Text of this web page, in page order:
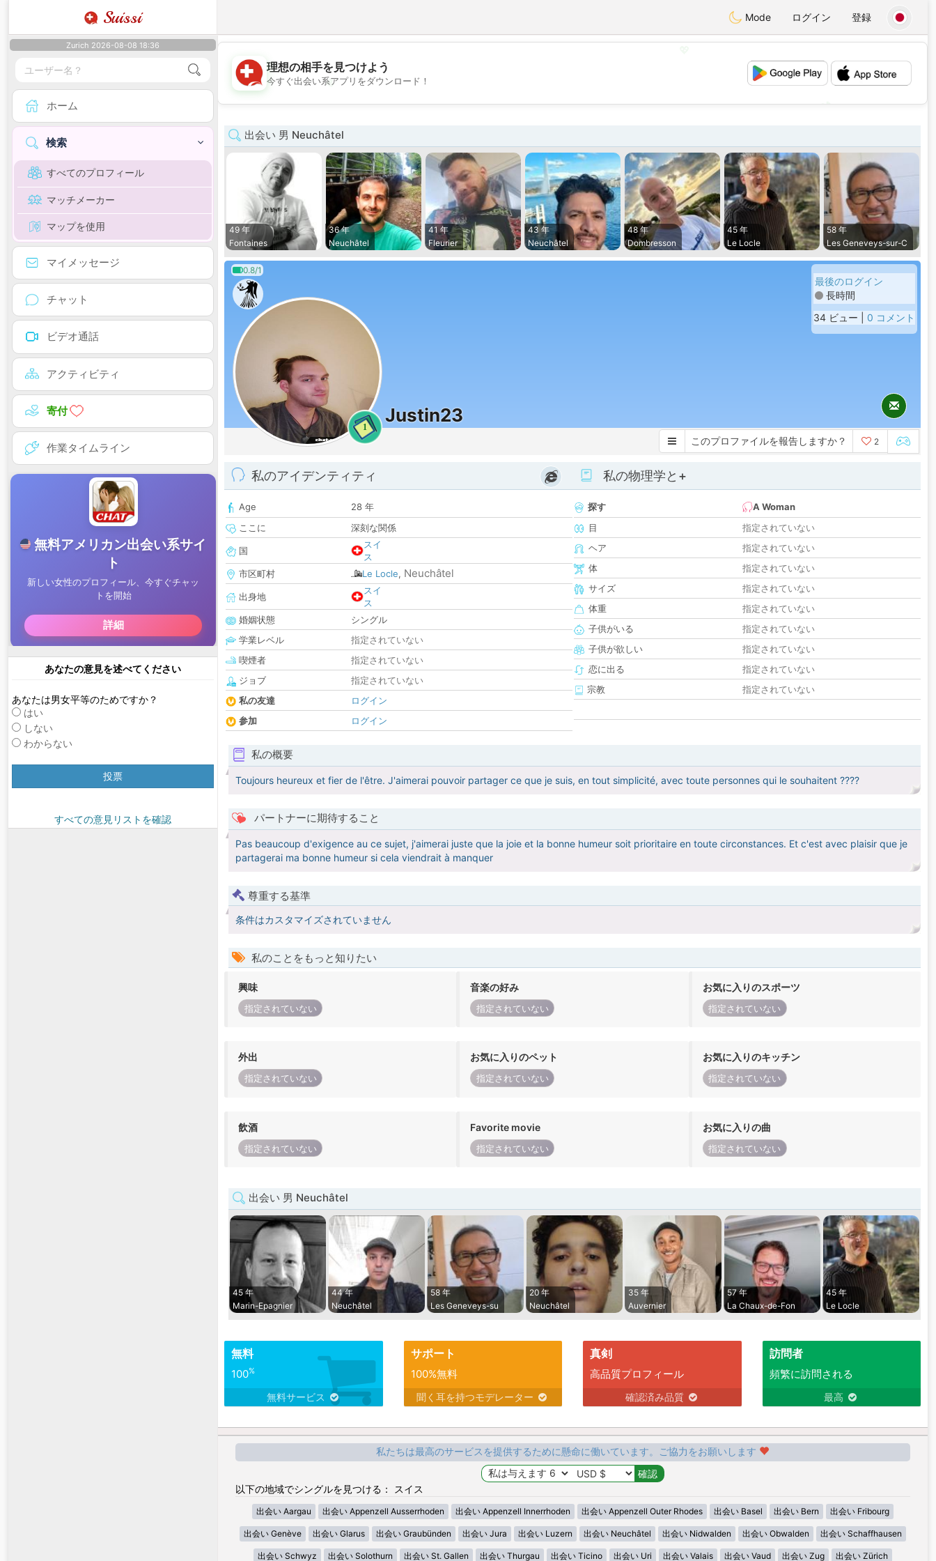
Suissi Mode ログイン 登録
Zurich 2026-08-08 18:36
ホーム
検索
すべてのプロフィール
マッチメーカー
マップを使用
マイメッセージ
チャット
ビデオ通話
アクティビティ
寄付
作業タイムライン
あなたの意見を述べてください
あなたは男女平等のためですか？
はい
しない
わからない
投票
すべての意見リストを確認
💖
💕
理想の相手を見つけよう
今すぐ出会い系アプリをダウンロード！
出会い 男 Neuchâtel
49 年
Fontaines
36 年
Neuchâtel
41 年
Fleurier
43 年
Neuchâtel
48 年
Dombresson
45 年
Le Locle
58 年
Les Geneveys-sur-C
0.8/1
1
Justin23
最後のログイン
長時間
34 ビュー | 0 コメント
このプロファイルを報告しますか？ 2
私のアイデンティティ
Age
28 年
ここに
深刻な関係
国
スイ
ス
市区町村
Le Locle, Neuchâtel
出身地
スイ
ス
婚姻状態
シングル
学業レベル
指定されていない
喫煙者
指定されていない
ジョブ
指定されていない
私の友達
ログイン
参加
ログイン
私の物理学と+
探す
A Woman
目
指定されていない
ヘア
指定されていない
体
指定されていない
サイズ
指定されていない
体重
指定されていない
子供がいる
指定されていない
子供が欲しい
指定されていない
恋に出る
指定されていない
宗教
指定されていない
私の概要
Toujours heureux et fier de l'être. J'aimerai pouvoir partager ce que je suis, en tout simplicité, avec toute personnes qui le souhaitent ????
パートナーに期待すること
Pas beaucoup d'exigence au ce sujet, j'aimerai juste que la joie et la bonne humeur soit prioritaire en toute circonstances. Et c'est avec plaisir que je
partagerai ma bonne humeur si cela viendrait à manquer
尊重する基準
条件はカスタマイズされていません
私のことをもっと知りたい
興味
指定されていない
音楽の好み
指定されていない
お気に入りのスポーツ
指定されていない
外出
指定されていない
お気に入りのペット
指定されていない
お気に入りのキッチン
指定されていない
飲酒
指定されていない
Favorite movie
指定されていない
お気に入りの曲
指定されていない
出会い 男 Neuchâtel
45 年
Marin-Epagnier
44 年
Neuchâtel
58 年
Les Geneveys-su
20 年
Neuchâtel
35 年
Auvernier
57 年
La Chaux-de-Fon
45 年
Le Locle
無料
100%
無料サービス
サポート
100%無料
聞く耳を持つモデレーター
真剣
高品質プロフィール
確認済み品質
訪問者
頻繁に訪問される
最高
私たちは最高のサービスを提供するために懸命に働いています。ご協力をお願いします
以下の地域でシングルを見つける： スイス
出会い Aargau 出会い Appenzell Ausserrhoden 出会い Appenzell Innerrhoden 出会い Appenzell Outer Rhodes 出会い Basel 出会い Bern 出会い Fribourg
出会い Genève 出会い Glarus 出会い Graubünden 出会い Jura 出会い Luzern 出会い Neuchâtel 出会い Nidwalden 出会い Obwalden 出会い Schaffhausen
出会い Schwyz 出会い Solothurn 出会い St. Gallen 出会い Thurgau 出会い Ticino 出会い Uri 出会い Valais 出会い Vaud 出会い Zug 出会い Zürich